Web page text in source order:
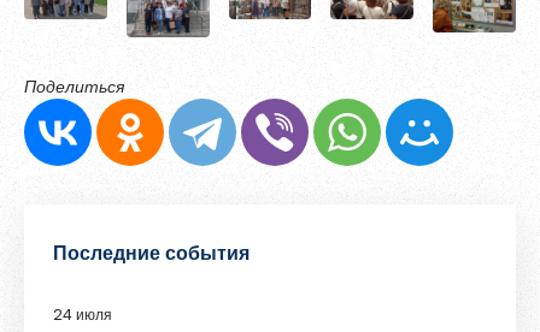
Поделиться
Последние события
24 июля